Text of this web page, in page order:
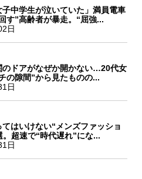
子中学生が泣いていた」満員電車
す”高齢者が暴走。“屈強...
日
のドアがなぜか開かない…20代女
の隙間”から見たものの...
日
てはいけない“メンズファッショ
。超速で“時代遅れ”にな...
日